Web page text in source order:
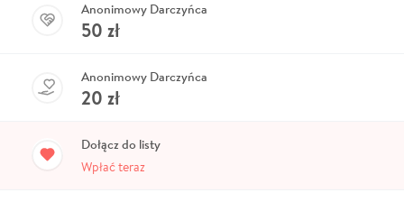
Anonimowy Darczyńca
50 zł
Anonimowy Darczyńca
20 zł
Dołącz do listy
Wpłać teraz